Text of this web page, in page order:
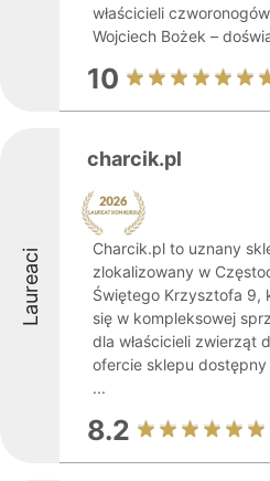
właścicieli
Wojciech Bożek –
10
Laureaci
charcik.pl
Charcik.pl to uznany
zlokalizowany w
Świętego Krzysztofa 9,
się w kompleksowej
dla właścicieli zwierząt
ofercie sklepu
...
8.2